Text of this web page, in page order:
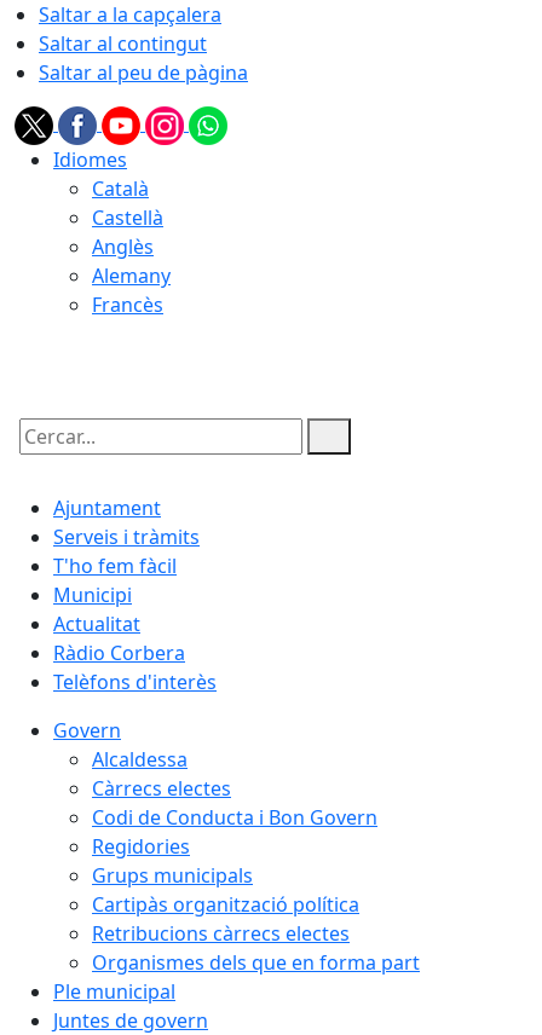
Saltar a la capçalera
Saltar al contingut
Saltar al peu de pàgina
Idiomes
Català
Castellà
Anglès
Alemany
Francès
Cercar:
Ajuntament
Serveis i tràmits
T'ho fem fàcil
Municipi
Actualitat
Ràdio Corbera
Telèfons d'interès
Govern
Alcaldessa
Càrrecs electes
Codi de Conducta i Bon Govern
Regidories
Grups municipals
Cartipàs organització política
Retribucions càrrecs electes
Organismes dels que en forma part
Ple municipal
Juntes de govern